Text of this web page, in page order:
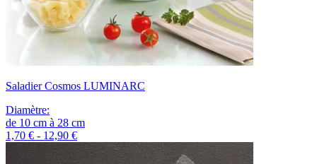
Saladier Cosmos LUMINARC
Diamètre:
de 10 cm à 28 cm
1,70 € - 12,90 €